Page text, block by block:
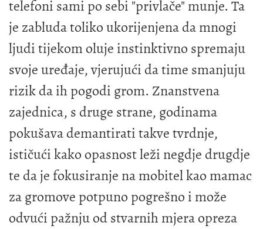
telefoni sami po sebi "privlače" munje. Ta
je zabluda toliko ukorijenjena da mnogi
ljudi tijekom oluje instinktivno spremaju
svoje uređaje, vjerujući da time smanjuju
rizik da ih pogodi grom. Znanstvena
zajednica, s druge strane, godinama
pokušava demantirati takve tvrdnje,
ističući kako opasnost leži negdje drugdje
te da je fokusiranje na mobitel kao mamac
za gromove potpuno pogrešno i može
odvući pažnju od stvarnih mjera opreza